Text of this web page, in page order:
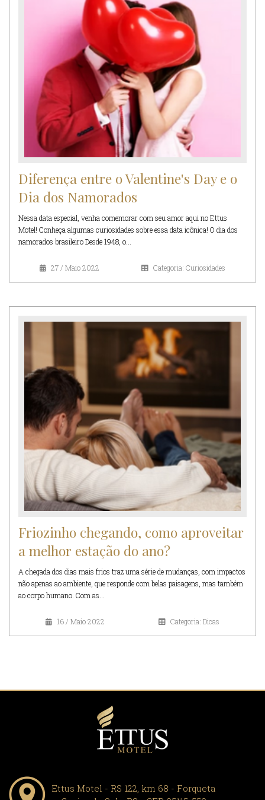
Diferença entre o Valentine's Day e o
Dia dos Namorados
Nessa data especial, venha comemorar com seu amor aqui no Ettus
Motel! Conheça algumas curiosidades sobre essa data icônica! O dia dos
namorados brasileiro Desde 1948, o...
27 / Maio 2022 Categoria: Curiosidades
Friozinho chegando, como aproveitar
a melhor estação do ano?
A chegada dos dias mais frios traz uma série de mudanças, com impactos
não apenas ao ambiente, que responde com belas paisagens, mas também
ao corpo humano. Com as...
16 / Maio 2022 Categoria: Dicas
Ettus Motel - RS 122, km 68 - Forqueta